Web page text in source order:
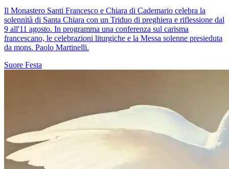
Il Monastero Santi Francesco e Chiara di Cademario celebra la
solennità di Santa Chiara con un Triduo di preghiera e riflessione dal
9 all'11 agosto. In programma una conferenza sul carisma
francescano, le celebrazioni liturgiche e la Messa solenne presieduta
da mons. Paolo Martinelli.
Suore Festa